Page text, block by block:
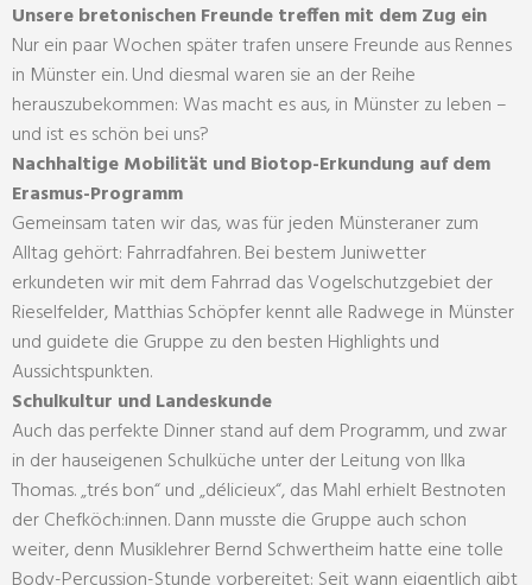
Unsere bretonischen Freunde treffen mit dem Zug ein
Nur ein paar Wochen später trafen unsere Freunde aus Rennes
in Münster ein. Und diesmal waren sie an der Reihe
herauszubekommen: Was macht es aus, in Münster zu leben –
und ist es schön bei uns?
Nachhaltige Mobilität und Biotop-Erkundung auf dem
Erasmus-Programm
Gemeinsam taten wir das, was für jeden Münsteraner zum
Alltag gehört: Fahrradfahren. Bei bestem Juniwetter
erkundeten wir mit dem Fahrrad das Vogelschutzgebiet der
Rieselfelder, Matthias Schöpfer kennt alle Radwege in Münster
und guidete die Gruppe zu den besten Highlights und
Aussichtspunkten.
Schulkultur und Landeskunde
Auch das perfekte Dinner stand auf dem Programm, und zwar
in der hauseigenen Schulküche unter der Leitung von Ilka
Thomas. „trés bon“ und „délicieux“, das Mahl erhielt Bestnoten
der Chefköch:innen. Dann musste die Gruppe auch schon
weiter, denn Musiklehrer Bernd Schwertheim hatte eine tolle